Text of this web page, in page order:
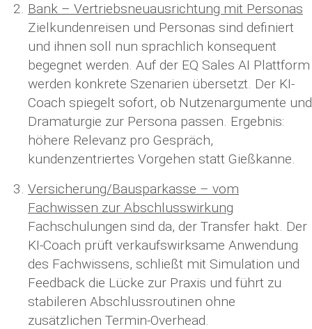
Bank – Vertriebsneuausrichtung mit Personas
Zielkundenreisen und Personas sind definiert
und ihnen soll nun sprachlich konsequent
begegnet werden. Auf der EQ Sales AI Plattform
werden konkrete Szenarien übersetzt. Der KI-
Coach spiegelt sofort, ob Nutzenargumente und
Dramaturgie zur Persona passen. Ergebnis:
höhere Relevanz pro Gespräch,
kundenzentriertes Vorgehen statt Gießkanne.
Versicherung/Bausparkasse – vom
Fachwissen zur Abschlusswirkung
Fachschulungen sind da, der Transfer hakt. Der
KI-Coach prüft verkaufswirksame Anwendung
des Fachwissens, schließt mit Simulation und
Feedback die Lücke zur Praxis und führt zu
stabileren Abschlussroutinen ohne
zusätzlichen Termin-Overhead.